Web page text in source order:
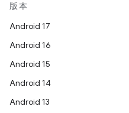
版本
Android 17
Android 16
Android 15
Android 14
Android 13